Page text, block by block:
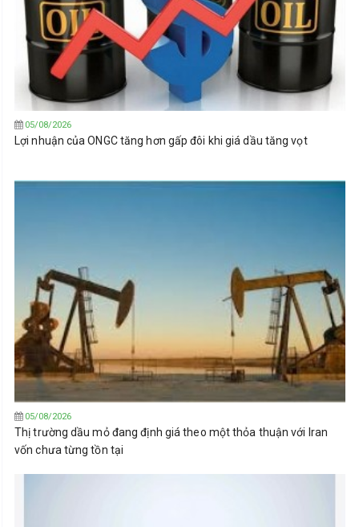
05/08/2026
Lợi nhuận của ONGC tăng hơn gấp đôi khi giá dầu tăng vọt
05/08/2026
Thị trường dầu mỏ đang định giá theo một thỏa thuận với Iran
vốn chưa từng tồn tại